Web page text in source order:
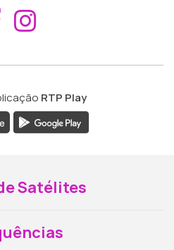
Aceder ao
RTP Play
Satélites